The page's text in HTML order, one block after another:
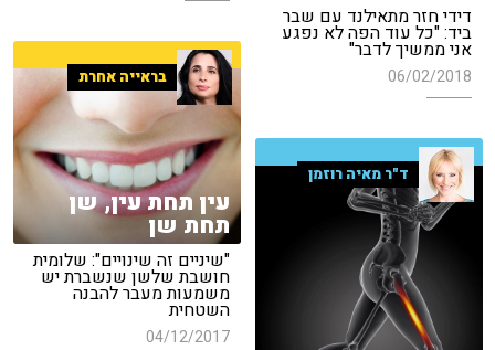
דידי חזר מתאילנד עם שבר
ביד: "כל עוד הפה לא נפגע
אני ממשיך לדבר"
06/02/2018 בראייה אחרת
עין תחת עין, שן
תחת שן
"שיניים זה שינויים": שלומית
חושבת שלשן שנשברת יש
משמעות מעבר להבנה
השטחית
04/12/2017
ד"ר מאיה רוזמן